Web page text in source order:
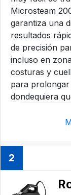
Microsteam
garantiza una
resultados
de precisión
incluso en
costuras y
para prolongar
dondequiera
2